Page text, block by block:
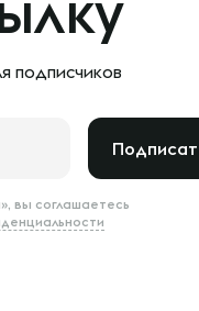
подписчиков
вы соглашаетесь